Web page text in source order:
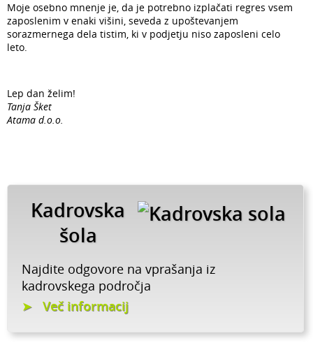
Moje osebno mnenje je, da je potrebno izplačati regres vsem
zaposlenim v enaki višini, seveda z upoštevanjem
sorazmernega dela tistim, ki v podjetju niso zaposleni celo
leto.
Lep dan želim!
Tanja Šket
Atama d.o.o.
Kadrovska
šola
Najdite odgovore na vprašanja iz
kadrovskega področja
Več informacij